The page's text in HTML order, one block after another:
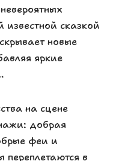
сказкой
новые
яркие
на сцене
добрая
феи и
в